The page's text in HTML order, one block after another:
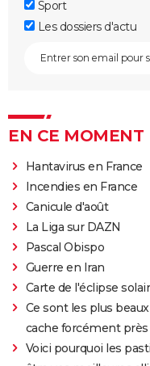
Sport
Les dossiers d'actu
EN CE MOMENT
Hantavirus en France
Incendies en France
Canicule d'août
La Liga sur DAZN
Pascal Obispo
Guerre en Iran
Carte de l'éclipse
Ce sont les plus
cache forcément près
Voici pourquoi les